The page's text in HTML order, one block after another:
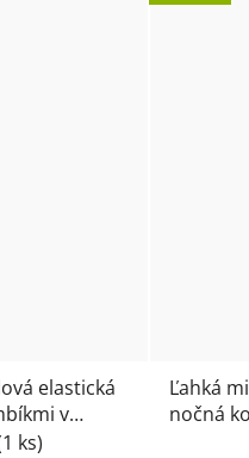
elastická
v
24152
ks)
Ľahká
nočná
kvetmi